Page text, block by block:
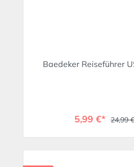
Baedeker Reiseführer
5,99 €* 24,99 €